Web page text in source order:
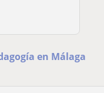
en Málaga